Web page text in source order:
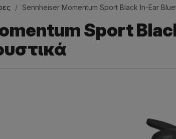
Sennheiser Momentum Sport Black In-Ear
Sport